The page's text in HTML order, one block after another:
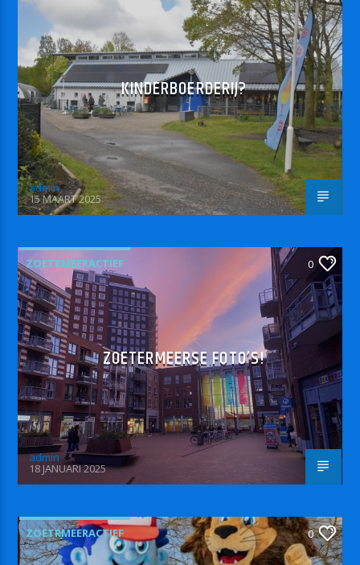
KINDERBOERDERIJ?
admin
15 MAART 2025
ZOETRMEERACTIEF 0
ZOETERMEERSE FOTO’S!
admin
18 JANUARI 2025
ZOETRMEERACTIEF 0